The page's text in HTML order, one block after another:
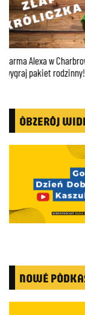
Farma Alexa w
wygraj pakiet rodzinny!
ÒBZERÔJ
NOWÉ